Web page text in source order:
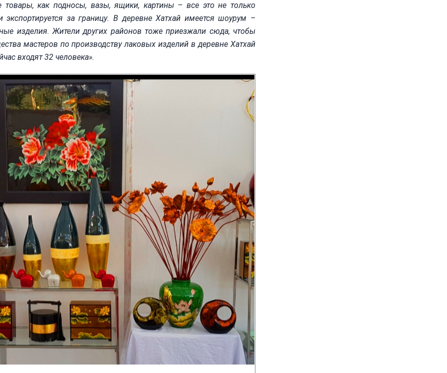
товары, как подносы, вазы, ящики, картины – все это не только
за границу. В деревне Хатхай имеется шоурум –
изделия. Жители других районов тоже приезжали сюда, чтобы
мастеров по производству лаковых изделий в деревне Хатхай
входят 32 человека».